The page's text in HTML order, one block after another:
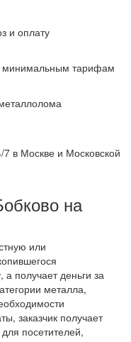
и оплату
минимальным тарифам
в Москве и Московской
на
или
а получает деньги за
металла,
заказчик получает
посетителей,